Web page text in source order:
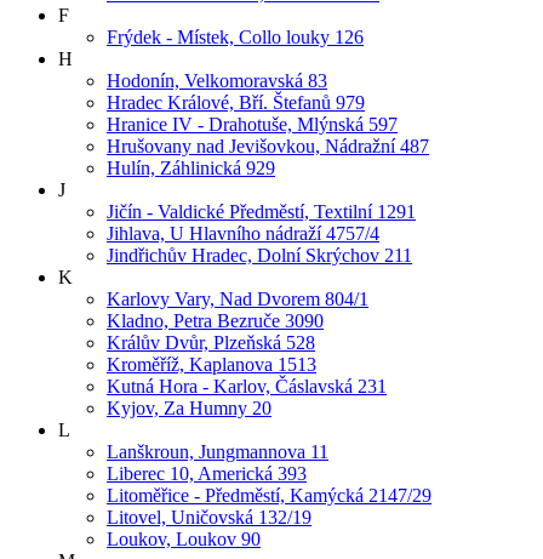
F
Frýdek - Místek, Collo louky 126
H
Hodonín, Velkomoravská 83
Hradec Králové, Bří. Štefanů 979
Hranice IV - Drahotuše, Mlýnská 597
Hrušovany nad Jevišovkou, Nádražní 487
Hulín, Záhlinická 929
J
Jičín - Valdické Předměstí, Textilní 1291
Jihlava, U Hlavního nádraží 4757/4
Jindřichův Hradec, Dolní Skrýchov 211
K
Karlovy Vary, Nad Dvorem 804/1
Kladno, Petra Bezruče 3090
Králův Dvůr, Plzeňská 528
Kroměříž, Kaplanova 1513
Kutná Hora - Karlov, Čáslavská 231
Kyjov, Za Humny 20
L
Lanškroun, Jungmannova 11
Liberec 10, Americká 393
Litoměřice - Předměstí, Kamýcká 2147/29
Litovel, Uničovská 132/19
Loukov, Loukov 90